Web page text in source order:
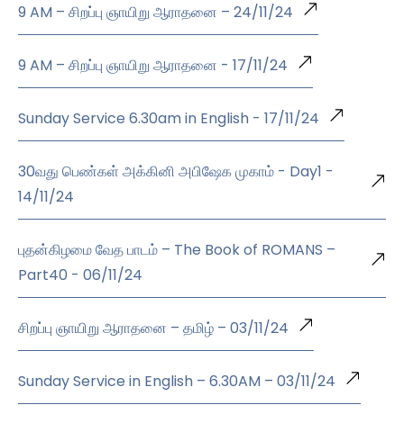
9 AM – சிறப்பு ஞாயிறு ஆராதனை – 24/11/24
9 AM – சிறப்பு ஞாயிறு ஆராதனை - 17/11/24
Sunday Service 6.30am in English - 17/11/24
30வது பெண்கள் அக்கினி அபிஷேக முகாம் - Day1 -
14/11/24
புதன்கிழமை வேத பாடம் – The Book of ROMANS –
Part40 - 06/11/24
சிறப்பு ஞாயிறு ஆராதனை – தமிழ் – 03/11/24
Sunday Service in English – 6.30AM – 03/11/24